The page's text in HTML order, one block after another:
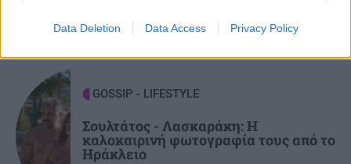
Data Deletion Data Access Privacy Policy
GOSSIP - LIFESTYLE
Σουλτάτος - Λασκαράκη: Η
καλοκαιρινή φωτογραφία τους από το
Ηράκλειο